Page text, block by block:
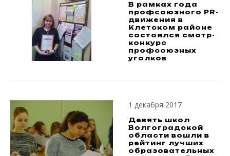
В рамках года
профсоюзного PR-
движения в
Клетском районе
состоялся смотр-
конкурс
профсоюзных
уголков
1 декабря 2017
Девять школ
Волгоградской
области вошли в
рейтинг лучших
образовательных